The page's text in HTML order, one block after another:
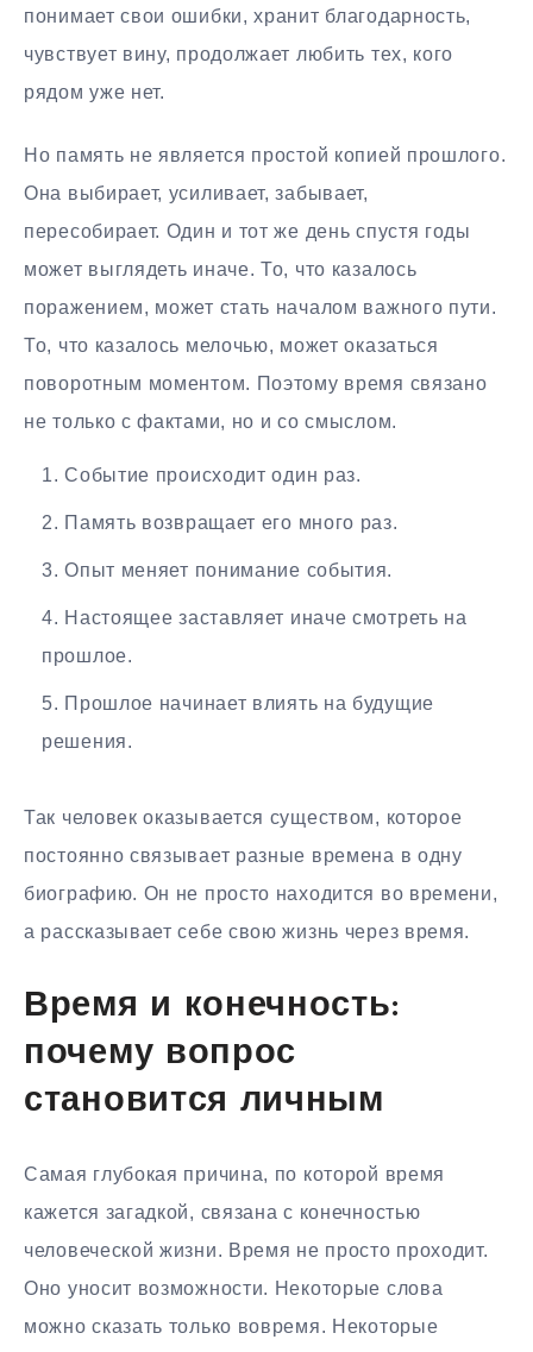
понимает свои ошибки, хранит благодарность,
чувствует вину, продолжает любить тех, кого
рядом уже нет.
Но память не является простой копией прошлого.
Она выбирает, усиливает, забывает,
пересобирает. Один и тот же день спустя годы
может выглядеть иначе. То, что казалось
поражением, может стать началом важного пути.
То, что казалось мелочью, может оказаться
поворотным моментом. Поэтому время связано
не только с фактами, но и со смыслом.
Событие происходит один раз.
Память возвращает его много раз.
Опыт меняет понимание события.
Настоящее заставляет иначе смотреть на
прошлое.
Прошлое начинает влиять на будущие
решения.
Так человек оказывается существом, которое
постоянно связывает разные времена в одну
биографию. Он не просто находится во времени,
а рассказывает себе свою жизнь через время.
Время и конечность:
почему вопрос
становится личным
Самая глубокая причина, по которой время
кажется загадкой, связана с конечностью
человеческой жизни. Время не просто проходит.
Оно уносит возможности. Некоторые слова
можно сказать только вовремя. Некоторые